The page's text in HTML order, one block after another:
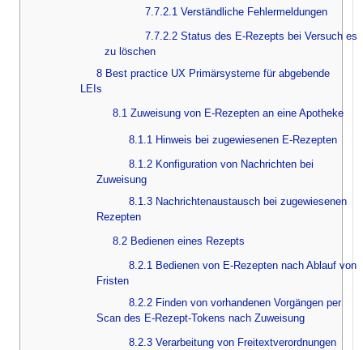
7.7.2.1 Verständliche Fehlermeldungen
7.7.2.2 Status des E-Rezepts bei Versuch es
zu löschen
8 Best practice UX Primärsysteme für abgebende
LEIs
8.1 Zuweisung von E-Rezepten an eine Apotheke
8.1.1 Hinweis bei zugewiesenen E-Rezepten
8.1.2 Konfiguration von Nachrichten bei
Zuweisung
8.1.3 Nachrichtenaustausch bei zugewiesenen
Rezepten
8.2 Bedienen eines Rezepts
8.2.1 Bedienen von E-Rezepten nach Ablauf von
Fristen
8.2.2 Finden von vorhandenen Vorgängen per
Scan des E-Rezept-Tokens nach Zuweisung
8.2.3 Verarbeitung von Freitextverordnungen